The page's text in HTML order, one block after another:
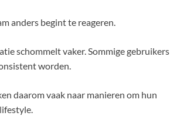
anders begint te reageren.
schommelt vaker. Sommige gebruikers
worden.
daarom vaak naar manieren om hun